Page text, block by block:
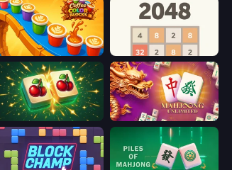
Coffee Color Blocks 2048
Mahjong Puzzle: Tile Match Mahjong Unlimited